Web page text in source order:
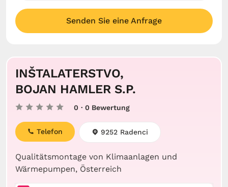
Senden Sie eine Anfrage
INŠTALATERSTVO,
BOJAN HAMLER S.P.
0 · 0 Bewertung
Qualitätsmontage von Klimaanlagen und
Wärmepumpen, Österreich
Telefon 9252 Radenci